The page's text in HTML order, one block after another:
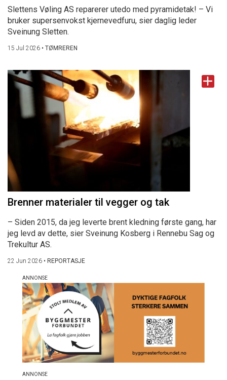
Slettens Vøling AS reparerer utedo med pyramidetak! – Vi
bruker supersenvokst kjernevedfuru, sier daglig leder
Sveinung Sletten.
15 Jul 2026 • TØMREREN
Brenner materialer til vegger og tak
– Siden 2015, da jeg leverte brent kledning første gang, har
jeg levd av dette, sier Sveinung Kosberg i Rennebu Sag og
Trekultur AS.
22 Jun 2026 • REPORTASJE